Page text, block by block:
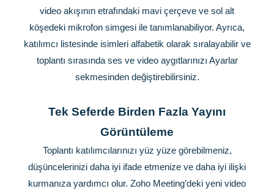
video akışının etrafındaki mavi çerçeve ve sol alt
köşedeki mikrofon simgesi ile tanımlanabiliyor. Ayrıca,
katılımcı listesinde isimleri alfabetik olarak sıralayabilir ve
toplantı sırasında ses ve video aygıtlarınızı Ayarlar
sekmesinden değiştirebilirsiniz.
Tek Seferde Birden Fazla Yayını
Görüntüleme
Toplantı katılımcılarınızı yüz yüze görebilmeniz,
düşüncelerinizi daha iyi ifade etmenize ve daha iyi ilişki
kurmanıza yardımcı olur. Zoho Meeting’deki yeni video